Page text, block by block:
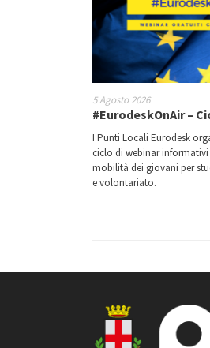
5 Agosto 2026
#EurodeskOnAir –
I Punti Locali Eurodesk
ciclo di webinar
mobilità dei giovani per
e volontariato.